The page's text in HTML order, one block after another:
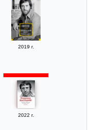
2019 г.
2022 г.